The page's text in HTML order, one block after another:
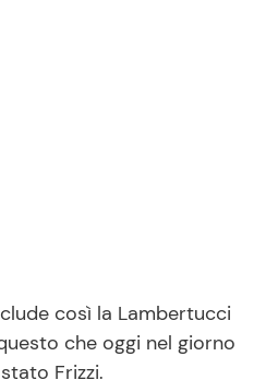
così la Lambertucci
che oggi nel giorno
Frizzi.